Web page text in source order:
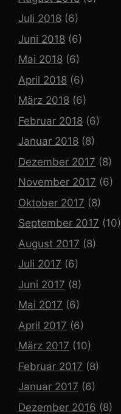
Juli 2018 (6)
Juni 2018 (6)
Mai 2018 (6)
April 2018 (6)
März 2018 (6)
Februar 2018 (6)
Januar 2018 (8)
Dezember 2017 (8)
November 2017 (6)
Oktober 2017 (8)
September 2017 (10)
August 2017 (8)
Juli 2017 (6)
Juni 2017 (8)
Mai 2017 (6)
April 2017 (6)
März 2017 (10)
Februar 2017 (8)
Januar 2017 (6)
Dezember 2016 (8)